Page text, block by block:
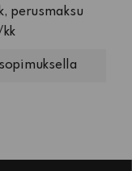
perusmaksu